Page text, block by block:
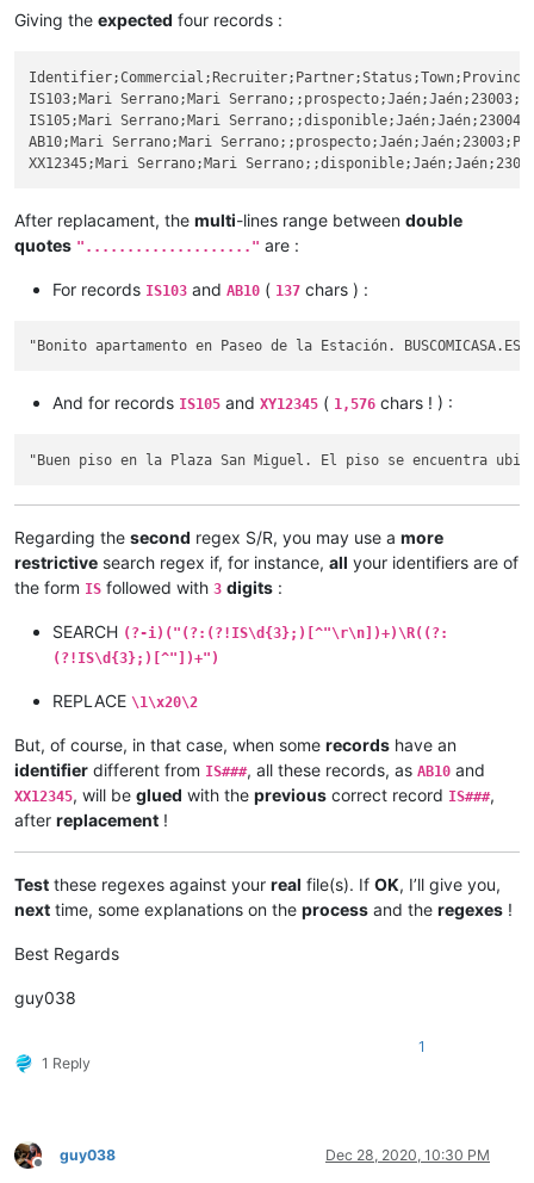
Giving the expected four records :
IS103;Mari Serrano;Mari
IS105;Mari Serrano;Mari
AB10;Mari Serrano;Mari
After replacament, the multi-lines range between double
quotes "...................." are :
For records IS103 and AB10 ( 137 chars ) :
And for records IS105 and XY12345 ( 1,576 chars ! ) :
Regarding the second regex S/R, you may use a more
restrictive search regex if, for instance, all your identifiers are of
the form IS followed with 3 digits :
SEARCH (?-i)("(?:(?!IS\d{3};)[^"\r\n])+)\R((?:
(?!IS\d{3};)[^"])+")
REPLACE \1\x20\2
But, of course, in that case, when some records have an
identifier different from IS###, all these records, as AB10 and
XX12345, will be glued with the previous correct record IS###,
after replacement !
Test these regexes against your real file(s). If OK, I’ll give you,
next time, some explanations on the process and the regexes !
Best Regards
guy038
1 Reply
1
Offline
guy038 Dec 28, 2020, 10:30 PM